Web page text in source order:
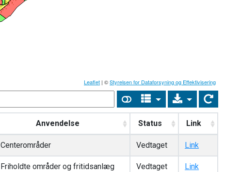
Leaflet | ©Styrelsen for Dataforsyning og Effektivisering
Anvendelse Status Link
Centerområder Vedtaget Link
Friholdte områder og fritidsanlæg Vedtaget Link